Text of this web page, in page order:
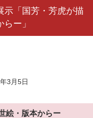
示「国芳・芳虎が描
ー」
3月5日
絵・版本からー